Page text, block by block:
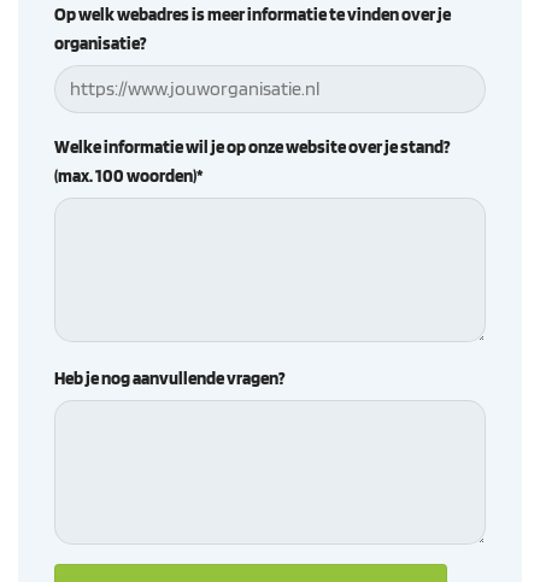
Op welk webadres is meer informatie te vinden over je
organisatie?
Welke informatie wil je op onze website over je stand?
(max. 100 woorden)*
Heb je nog aanvullende vragen?